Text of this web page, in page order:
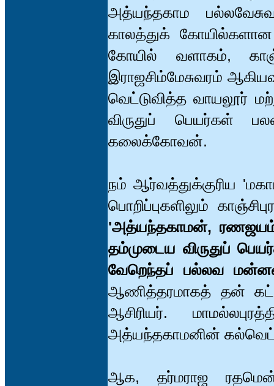
அத்யந்தகாம
காலத்துக்
கோயில் வளாகம்,
இராஜசிம்மேசுவரம்
வெட்டுவித்த வாயலூர்
விருதுப் பெயர்கள்
கலைக்கோவன்.
நம் ஆர்வத்துக்குரிய
பொறிப்புகளிலும்
'அத்யந்தகாமன்,
தம்முடைய விருதுப்
வேறெந்தப் பல்லவ
ஆணித்தரமாகத் தன்
ஆசிரியர்.
அத்யந்தகாமனின்
ஆக, தர்மராஜ